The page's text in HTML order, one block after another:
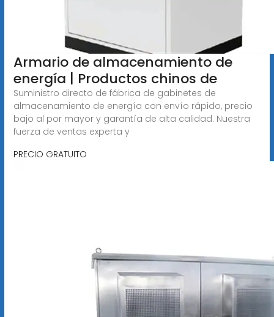
Armario de almacenamiento de
energía | Productos chinos de
Suministro directo de fábrica de gabinetes de
almacenamiento de energía con envío rápido, precio
bajo al por mayor y garantía de alta calidad. Nuestra
fuerza de ventas experta y
PRECIO GRATUITO